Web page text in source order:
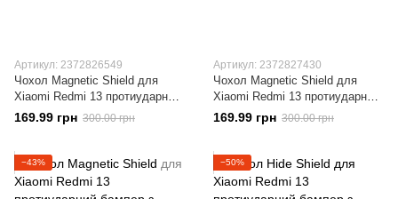
Артикул: 2372826549
Чохол Magnetic Shield для
Xiaomi Redmi 13 протиударний
бампер з підставкою кільцем
169.99 грн 300.00 грн
Артикул: 2372827430
Чохол Magnetic Shield для
Xiaomi Redmi 13 протиударний
бампер з підставкою кільцем
169.99 грн 300.00 грн
−43% −50%